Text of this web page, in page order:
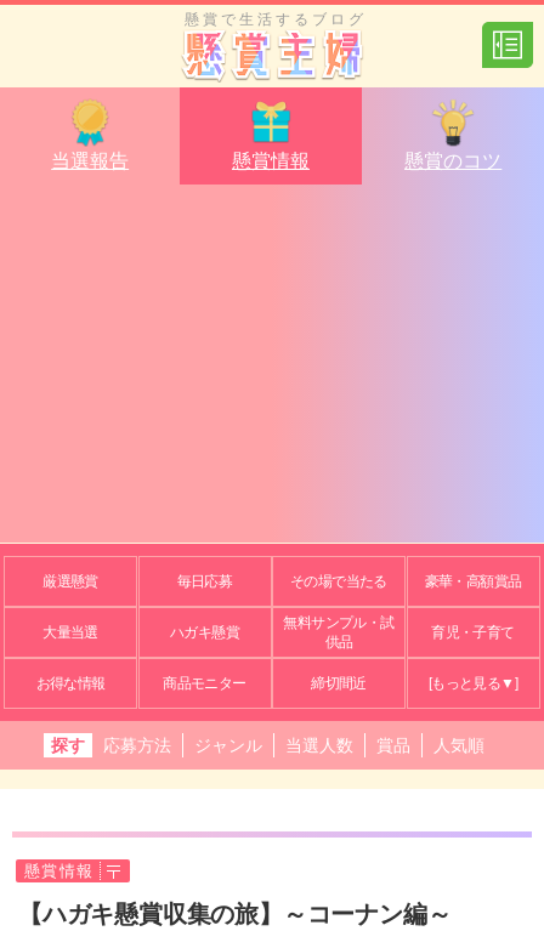
懸賞で生活するブログ
当選報告 懸賞情報 懸賞のコツ
厳選懸賞 毎日応募 その場で当たる 豪華・高額賞品
大量当選 ハガキ懸賞
無料サンプル・試
供品
育児・子育て
お得な情報 商品モニター 締切間近 [もっと見る▼]
探す 応募方法 ジャンル 当選人数 賞品 人気順
懸賞情報
【ハガキ懸賞収集の旅】～コーナン編～